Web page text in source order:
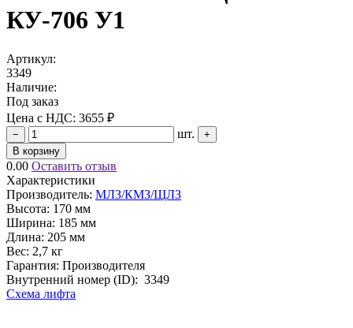
КУ-706 У1
Артикул:
3349
Наличие:
Под заказ
Цена с НДС: 3655 ₽
− шт.
+
В корзину
0.00 Оставить отзыв
Характеристики
Производитель: МЛЗ/КМЗ/ЩЛЗ
Высота: 170 мм
Ширина: 185 мм
Длина: 205 мм
Вес: 2,7 кг
Гарантия: Производителя
Внутренний номер (ID): 3349
Схема лифта